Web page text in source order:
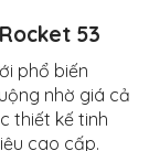
53
phổ biến
nhờ giá cả
thiết kế tinh
cao cấp.